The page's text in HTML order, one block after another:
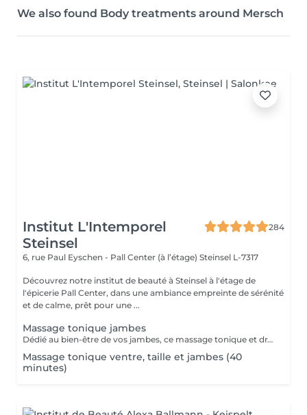
We also found Body treatments around Mersch
Institut L'Intemporel
Steinsel
284
6, rue Paul Eyschen - Pall Center (à l’étage) Steinsel L-7317
Découvrez notre institut de beauté à Steinsel à l'étage de
l'épicerie Pall Center, dans une ambiance empreinte de sérénité
et de calme, prêt pour une ...
Massage tonique jambes
Dédié au bien-être de vos jambes, ce massage tonique et drainant vous procure une délicieuse sensation de légèreté.
Massage tonique ventre, taille et jambes (40
minutes)